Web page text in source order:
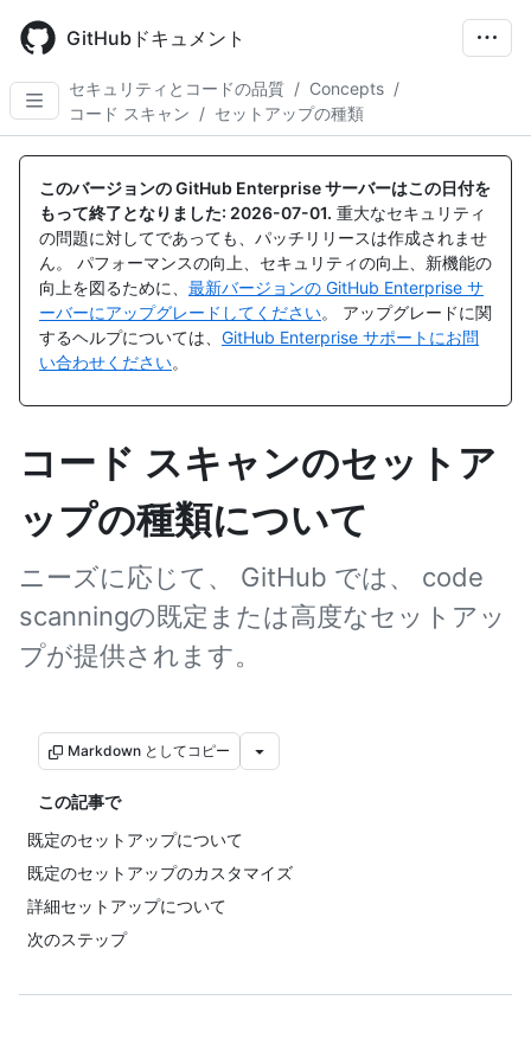
main
content
GitHubドキュメント
セキュリティとコードの品質 / Concepts /
コード スキャン / セットアップの種類
このバージョンの GitHub Enterprise サーバーはこの日付を
もって終了となりました: 2026-07-01. 重大なセキュリティ
の問題に対してであっても、パッチリリースは作成されませ
ん。 パフォーマンスの向上、セキュリティの向上、新機能の
向上を図るために、 最新バージョンの GitHub Enterprise サ
ーバーにアップグレードしてください。 アップグレードに関
するヘルプについては、 GitHub Enterprise サポートにお問
い合わせください。
コード スキャンのセットア
ップの種類について
ニーズに応じて、 GitHub では、 code
scanningの既定または高度なセットアッ
プが提供されます。
Markdown としてコピー
この記事で
既定のセットアップについて
既定のセットアップのカスタマイズ
詳細セットアップについて
次のステップ